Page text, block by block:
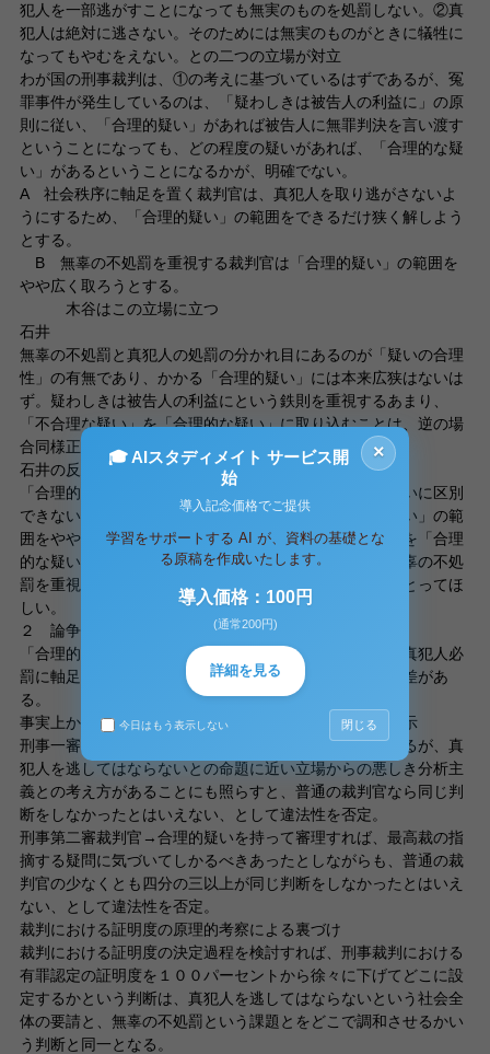
犯人を一部逃がすことになっても無実のものを処罰しない。②真
犯人は絶対に逃さない。そのためには無実のものがときに犠牲に
なってもやむをえない。との二つの立場が対立
わが国の刑事裁判は、①の考えに基づいているはずであるが、冤
罪事件が発生しているのは、「疑わしきは被告人の利益に」の原
則に従い、「合理的疑い」があれば被告人に無罪判決を言い渡す
ということになっても、どの程度の疑いがあれば、「合理的な疑
い」があるということになるかが、明確でない。
A 社会秩序に軸足を置く裁判官は、真犯人を取り逃がさないよ
うにするため、「合理的疑い」の範囲をできるだけ狭く解しよう
とする。
B 無辜の不処罰を重視する裁判官は「合理的疑い」の範囲を
やや広く取ろうとする。
木谷はこの立場に立つ
石井
無辜の不処罰と真犯人の処罰の分かれ目にあるのが「疑いの合理
性」の有無であり、かかる「合理的疑い」には本来広狭はないは
ず。疑わしきは被告人の利益にという鉄則を重視するあまり、
「不合理な疑い」を「合理的な疑い」に取り込むことは、逆の場
合同様正義に反する。
石井の反論
「合理的な疑い」と「不合理な疑い」との間には、きれいに区別
できない帯状の中間地帯がどうしても残る。「合理的疑い」の範
囲をやや広めに取ったからといって、「不合理な疑い」を「合理
的な疑い」の中に取り込むことになるはずがない。→無辜の不処
罰を重視して、「合理的疑い」の範囲をもう少し広めにとってほ
しい。
２ 論争の背景
「合理的疑い」の範囲をどう取るかの判断の背後には、真犯人必
罰に軸足を置くか、無辜の不処罰主義に軸足を置くかの差があ
る。
事実上かかる区別が存在することを示す興味深い判決説示
刑事一審裁判官→合理的疑いを狭く解しすぎた問題があるが、真
犯人を逃してはならないとの命題に近い立場からの悪しき分析主
義との考え方があることにも照らすと、普通の裁判官なら同じ判
断をしなかったとはいえない、として違法性を否定。
刑事第二審裁判官→合理的疑いを持って審理すれば、最高裁の指
摘する疑問に気づいてしかるべきあったとしながらも、普通の裁
判官の少なくとも四分の三以上が同じ判断をしなかったとはいえ
ない、として違法性を否定。
裁判における証明度の原理的考察による裏づけ
裁判における証明度の決定過程を検討すれば、刑事裁判における
有罪認定の証明度を１００パーセントから徐々に下げてどこに設
定するかという判断は、真犯人を逃してはならないという社会全
体の要請と、無辜の不処罰という課題とをどこで調和させるかい
う判断と同一となる。
×
🎓 AIスタディメイト サービス開
始
導入記念価格でご提供
学習をサポートする AI が、資料の基礎とな
る原稿を作成いたします。
導入価格：100円
(通常200円)
詳細を見る
今日はもう表示しない 閉じる